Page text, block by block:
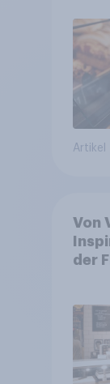
Artikel
Von
der